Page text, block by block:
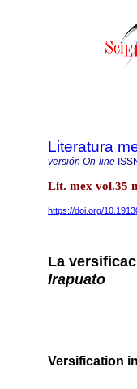
Literatura
versión On-line
Lit. mex vol.35
https://doi.org/
La
Irapuato
Versification in